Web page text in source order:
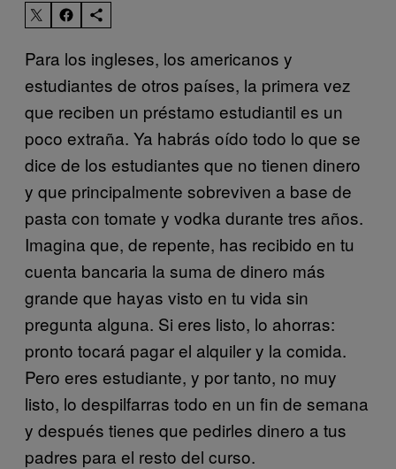
Para los ingleses, los americanos y
estudiantes de otros países, la primera vez
que reciben un préstamo estudiantil es un
poco extraña. Ya habrás oído todo lo que se
dice de los estudiantes que no tienen dinero
y que principalmente sobreviven a base de
pasta con tomate y vodka durante tres años.
Imagina que, de repente, has recibido en tu
cuenta bancaria la suma de dinero más
grande que hayas visto en tu vida sin
pregunta alguna. Si eres listo, lo ahorras:
pronto tocará pagar el alquiler y la comida.
Pero eres estudiante, y por tanto, no muy
listo, lo despilfarras todo en un fin de semana
y después tienes que pedirles dinero a tus
padres para el resto del curso.